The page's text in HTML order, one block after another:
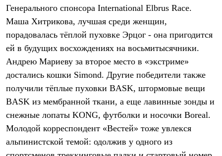
Тапочки и чуни
Тапочки
Чуни
Уход за обувью
Аксессуары
Головные уборы
Шапки
Кепки и бейсболки
Повязки
Шарфы
Перчатки и рукавицы
Перчатки
Носки
Генерального спонсора International Elbrus Race.
Маша Хитрикова, лучшая среди женщин,
порадовалась тёплой пуховке Эрцог - она пригодится
ей в будущих восхождениях на восьмитысячники.
Андрею Мариеву за второе место в «экстриме»
достались кошки Simond. Другие победители также
получили тёплые пуховки BASK, штормовые вещи
BASK из мембранной ткани, а еще лавинные зонды и
снежные лопаты KONG, футболки и носочки Boreal.
Молодой корреспондент «Вестей» тоже увлекся
альпинистской темой: одолжив у одного из